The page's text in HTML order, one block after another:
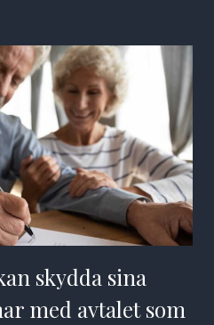
skydda sina
med avtalet som